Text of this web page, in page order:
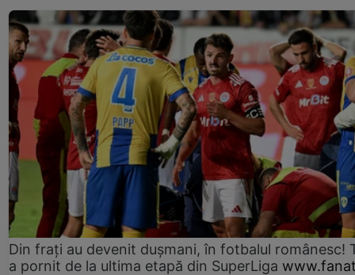
Din frați au devenit dușmani, în fotbalul românesc!
a pornit de la ultima etapă din SuperLiga